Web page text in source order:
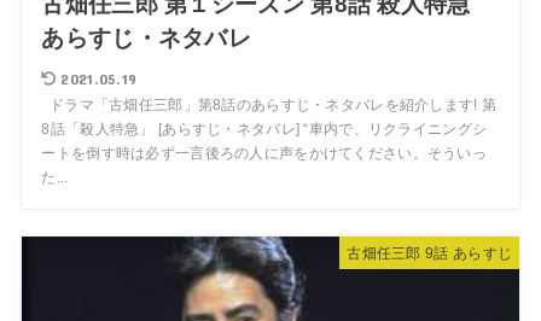
あらすじ・ネタバレ
2021.05.19
ドラマ「古畑任三郎」第8話のあらすじ・ネタバレを紹介します! 第
8話「殺人特急」 [あらすじ・ネタバレ] “車内で、リクライニングシ
ートを倒す時は必ず一言後ろの人に声をかけてください。そういっ
た...
古畑任三郎 9話 あらすじ